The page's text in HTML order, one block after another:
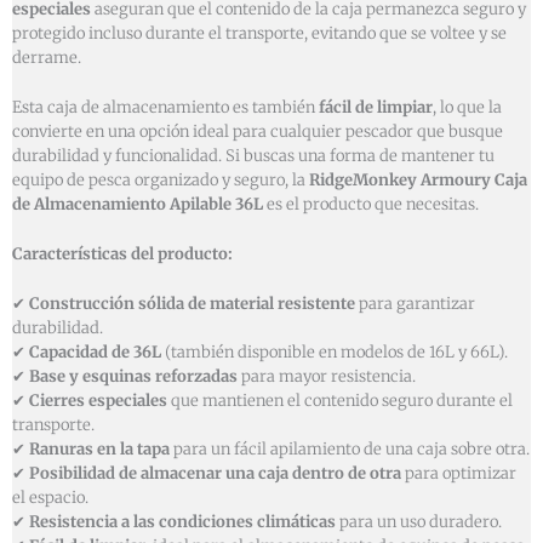
especiales aseguran que el contenido de la caja permanezca seguro y
protegido incluso durante el transporte, evitando que se voltee y se
derrame.
Esta caja de almacenamiento es tambiénfácil de limpiar, lo que la
convierte en una opción ideal para cualquier pescador que busque
durabilidad y funcionalidad. Si buscas una forma de mantener tu
equipo de pesca organizado y seguro, laRidgeMonkey Armoury Caja
de Almacenamiento Apilable 36Les el producto que necesitas.
Características del producto:
✔ Construcción sólida de material resistentepara garantizar
durabilidad.
✔ Capacidad de 36L (también disponible en modelos de 16L y 66L).
✔ Base y esquinas reforzadas para mayor resistencia.
✔ Cierres especiales que mantienen el contenido seguro durante el
transporte.
✔ Ranuras en la tapapara un fácil apilamiento de una caja sobre otra.
✔ Posibilidad de almacenar una caja dentro de otrapara optimizar
el espacio.
✔ Resistencia a las condiciones climáticas para un uso duradero.